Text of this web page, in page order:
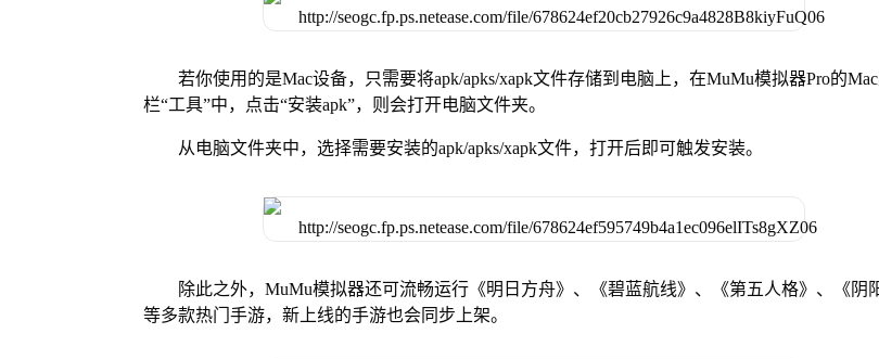
若你使用的是Mac设备，只需要将apk/apks/xapk文件存储到电脑上，在MuMu模拟器Pro的
栏“工具”中，点击“安装apk”，则会打开电脑文件夹。
从电脑文件夹中，选择需要安装的apk/apks/xapk文件，打开后即可触发安装。
除此之外，MuMu模拟器还可流畅运行《明日方舟》、《碧蓝航线》、《第五人格》、《阴
等多款热门手游，新上线的手游也会同步上架。